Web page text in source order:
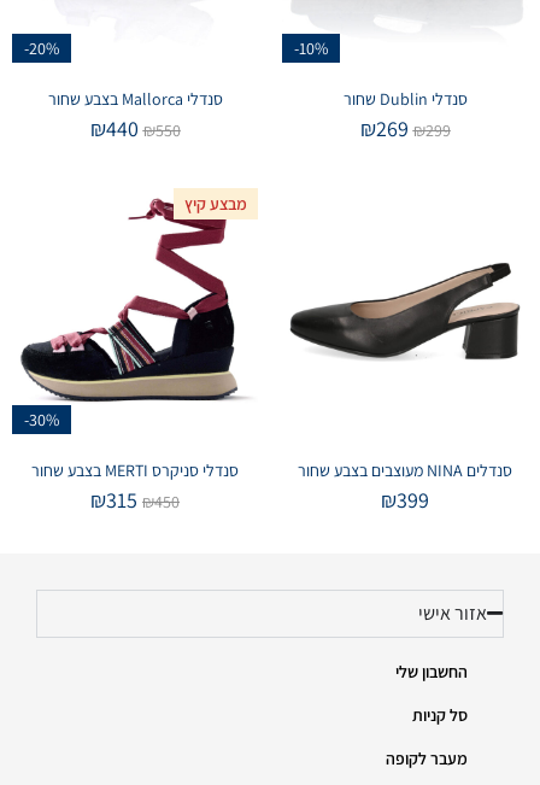
-10%
סנדלי Dublin שחור
₪299
₪269
-20%
סנדלי Mallorca בצבע שחור
₪550
₪440
סנדלים NINA מעוצבים בצבע שחור
₪399
מבצע קיץ
-30%
סנדלי סניקרס MERTI בצבע שחור
₪450
₪315
אזור אישי
החשבון שלי
סל קניות
מעבר לקופה